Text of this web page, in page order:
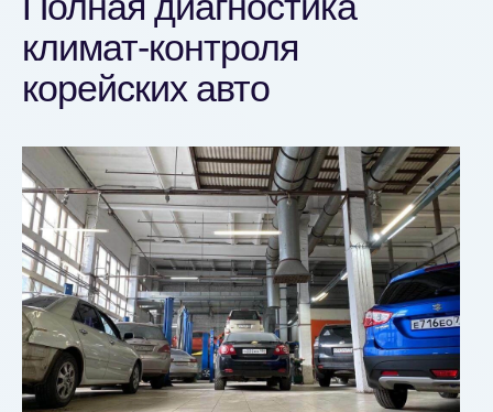
климат-контроля
корейских авто